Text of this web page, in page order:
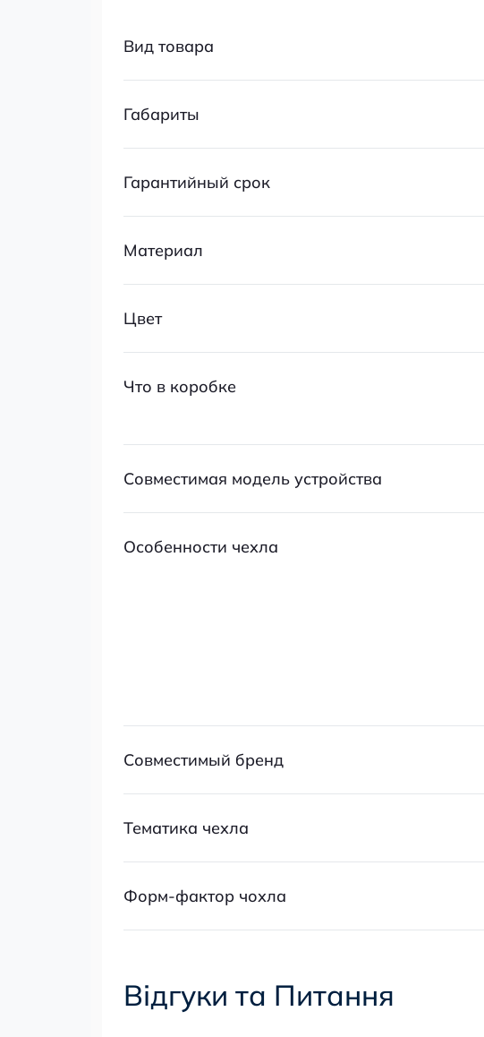
Вид товара
Габариты
Гарантийный срок
Материал
Цвет
Что в коробке
Совместимая модель устройства
Особенности чехла
Совместимый бренд
Тематика чехла
Форм-фактор чохла
Відгуки та Питання